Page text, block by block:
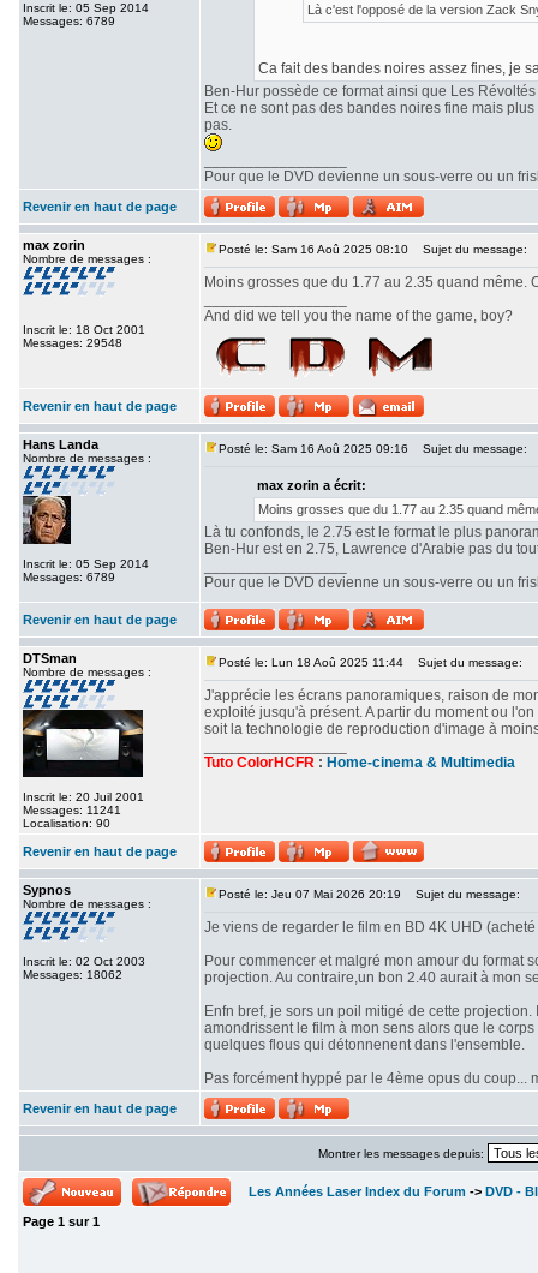
Inscrit le: 05 Sep 2014
Messages: 6789
Là c'est l'opposé de la version Zack
Ca fait des bandes noires assez fines, je
Ben-Hur possède ce format ainsi que Les
Et ce ne sont pas des bandes noires fine mais
pas.
Pour que le DVD devienne un sous-verre ou un
Revenir en haut de page
max zorin
Nombre de messages :
Inscrit le: 18 Oct 2001
Messages: 29548
Posté le: Sam 16 Aoû 2025 08:10 Sujet du message:
Moins grosses que du 1.77 au 2.35 quand même.
And did we tell you the name of the game, boy?
Revenir en haut de page
Hans Landa
Nombre de messages :
Inscrit le: 05 Sep 2014
Messages: 6789
Posté le: Sam 16 Aoû 2025 09:16 Sujet du message:
max zorin a écrit:
Moins grosses que du 1.77 au 2.35 quand
Là tu confonds, le 2.75 est le format le plus
Ben-Hur est en 2.75, Lawrence d'Arabie pas du
Pour que le DVD devienne un sous-verre ou un
Revenir en haut de page
DTSman
Nombre de messages :
Inscrit le: 20 Juil 2001
Messages: 11241
Localisation: 90
Posté le: Lun 18 Aoû 2025 11:44 Sujet du message:
J'apprécie les écrans panoramiques, raison de
exploité jusqu'à présent. A partir du moment ou
soit la technologie de reproduction d'image à
Tuto ColorHCFR : Home-cinema & Multimedia
Revenir en haut de page
Sypnos
Nombre de messages :
Inscrit le: 02 Oct 2003
Messages: 18062
Posté le: Jeu 07 Mai 2026 20:19 Sujet du message:
Je viens de regarder le film en BD 4K UHD
Pour commencer et malgré mon amour du format
projection. Au contraire,un bon 2.40 aurait à mon
Enfn bref, je sors un poil mitigé de cette
amondrissent le film à mon sens alors que le
quelques flous qui détonnenent dans l'ensemble.
Pas forcément hyppé par le 4ème opus du
Revenir en haut de page
Montrer les messages depuis:
Les Années Laser Index du Forum -> DVD -
Page 1 sur1